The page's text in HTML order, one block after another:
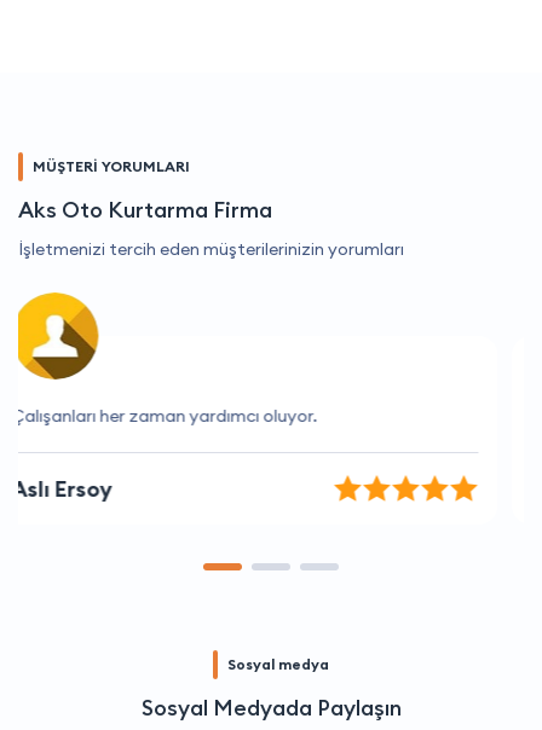
MÜŞTERİ YORUMLARI
Aks Oto Kurtarma Firma
İşletmenizi tercih eden müşterilerinizin yorumları
Güler yüzlü hizmet için çok teşekkür ederim.
Gül Yıldırım
Sosyal medya
Sosyal Medyada Paylaşın